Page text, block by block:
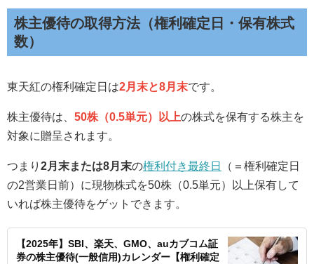
株主優待の取得方法（権利確定日・保有株式
数）
東天紅の権利確定日は2月末と8月末です。
株主優待は、 50株（0.5単元）以上の株式を保有する株主を
対象に贈呈されます。
つまり 2月末または8月末の権利付き最終日
（＝権利確定日
の2営業日前）に現物株式を50株（0.5単元）以上保有して
いれば株主優待をゲットできます。
【2025年】SBI、楽天、GMO、auカブコム証
券の株主優待(一般信用)カレンダー【権利確定